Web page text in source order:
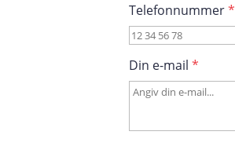
Telefonnummer*
Din e-mail*